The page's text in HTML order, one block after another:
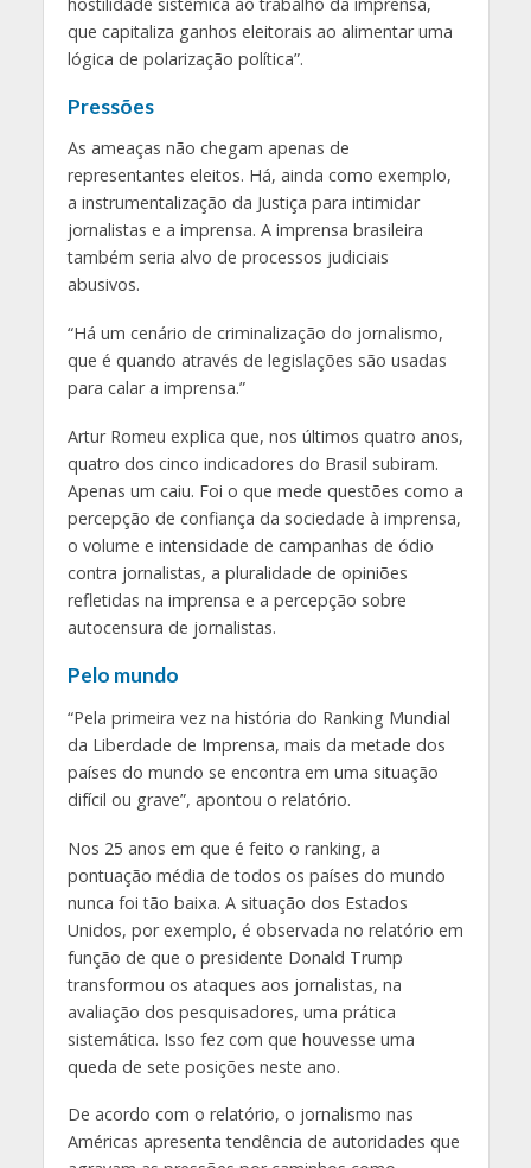
que capitaliza ganhos eleitorais ao alimentar uma
lógica de polarização política”.
Pressões
As ameaças não chegam apenas de
representantes eleitos. Há, ainda como exemplo,
a instrumentalização da Justiça para intimidar
jornalistas e a imprensa. A imprensa brasileira
também seria alvo de processos judiciais
abusivos.
“Há um cenário de criminalização do jornalismo,
que é quando através de legislações são usadas
para calar a imprensa.”
Artur Romeu explica que, nos últimos quatro anos,
quatro dos cinco indicadores do Brasil subiram.
Apenas um caiu. Foi o que mede questões como a
percepção de confiança da sociedade à imprensa,
o volume e intensidade de campanhas de ódio
contra jornalistas, a pluralidade de opiniões
refletidas na imprensa e a percepção sobre
autocensura de jornalistas.
Pelo mundo
“Pela primeira vez na história do Ranking Mundial
da Liberdade de Imprensa, mais da metade dos
países do mundo se encontra em uma situação
difícil ou grave”, apontou o relatório.
Nos 25 anos em que é feito o ranking, a
pontuação média de todos os países do mundo
nunca foi tão baixa. A situação dos Estados
Unidos, por exemplo, é observada no relatório em
função de que o presidente Donald Trump
transformou os ataques aos jornalistas, na
avaliação dos pesquisadores, uma prática
sistemática. Isso fez com que houvesse uma
queda de sete posições neste ano.
De acordo com o relatório, o jornalismo nas
Américas apresenta tendência de autoridades que